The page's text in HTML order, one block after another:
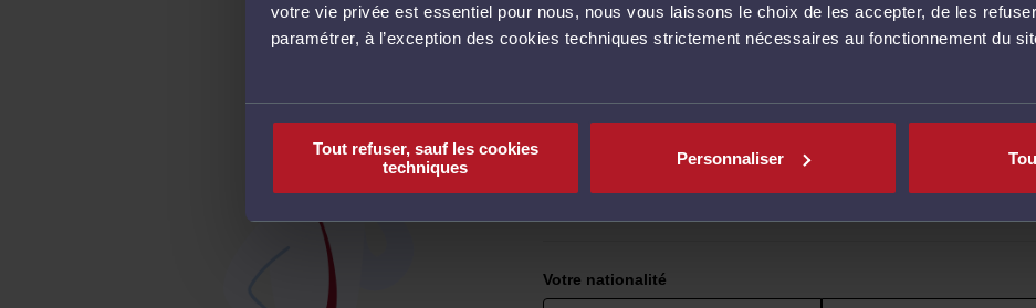
votre vie privée est essentiel pour nous, nous vous laissons le choix de les accepter, de les
paramétrer, à l’exception des cookies techniques strictement nécessaires au fonctionnement du
Tout refuser, sauf les cookies
techniques
Personnaliser
Avocat étranger :
Votre nationalité